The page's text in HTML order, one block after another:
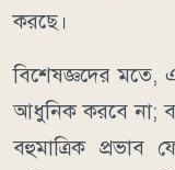
করছে।
বিশেষজ্ঞদের মতে,
আধুনিক করবে না;
বহুমাত্রিক প্রভাব